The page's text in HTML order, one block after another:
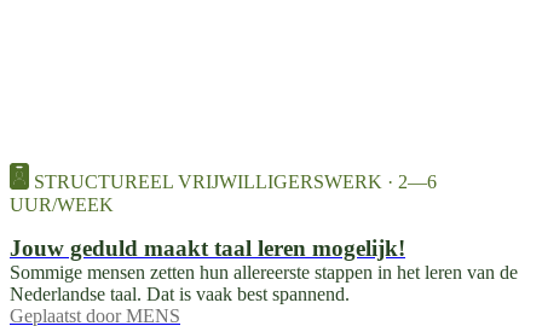
STRUCTUREEL VRIJWILLIGERSWERK · 2—6
UUR/WEEK
Jouw geduld maakt taal leren mogelijk!
Sommige mensen zetten hun allereerste stappen in het leren van de
Nederlandse taal. Dat is vaak best spannend.
Geplaatst door MENS